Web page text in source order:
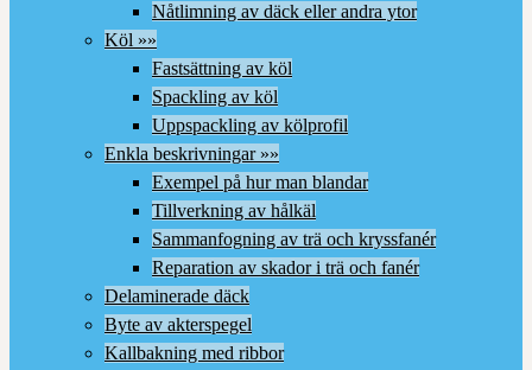
Nåtlimning av däck eller andra ytor
Köl »»
Fastsättning av köl
Spackling av köl
Uppspackling av kölprofil
Enkla beskrivningar »»
Exempel på hur man blandar
Tillverkning av hålkäl
Sammanfogning av trä och kryssfanér
Reparation av skador i trä och fanér
Delaminerade däck
Byte av akterspegel
Kallbakning med ribbor